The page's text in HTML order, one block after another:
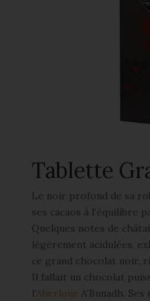
Tablette
Le noir profond de sa
ses cacaos à l’équilibre
Quelques notes de
légèrement acidulées,
ce grand chocolat noir,
Il fallait un chocolat
l’Aberlour A’Bunadh.